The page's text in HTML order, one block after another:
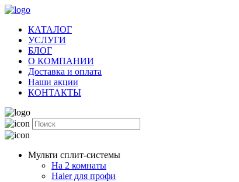
КАТАЛОГ
УСЛУГИ
БЛОГ
О КОМПАНИИ
Доставка и оплата
Наши акции
КОНТАКТЫ
Мульти сплит-системы
На 2 комнаты
Haier для профи